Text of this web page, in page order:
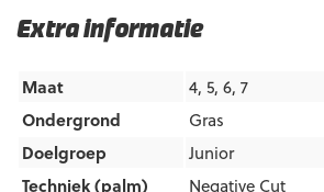
Extra informatie
Maat
4, 5, 6, 7
Ondergrond
Gras
Doelgroep
Junior
Techniek (palm)
Negative Cut